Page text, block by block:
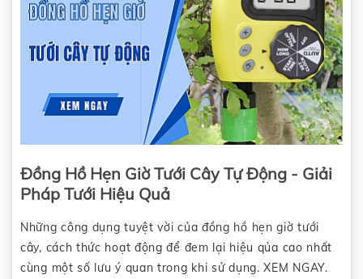
Đồng Hồ Hẹn Giờ Tưới Cây Tự Động - Giải
Pháp Tưới Hiệu Quả
Những công dụng tuyệt vời của đồng hồ hẹn giờ tưới
cây, cách thức hoạt động để đem lại hiệu qủa cao nhất
cùng một số lưu ý quan trong khi sử dụng. XEM NGAY.